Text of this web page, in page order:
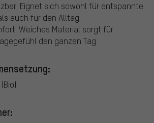
Eignet sich sowohl für entspannte
auch für den Alltag
Weiches Material sorgt für
den ganzen Tag